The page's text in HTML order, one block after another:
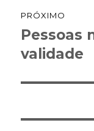
PRÓXIMO
Próximo
post:
Pessoas
validade